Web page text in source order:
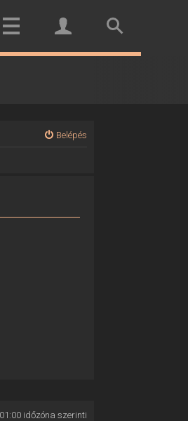
Belépés
időzóna szerinti